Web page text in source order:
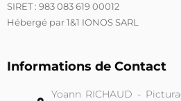
SIRET : 983 083 619 00012
Hébergé par 1&1 IONOS SARL
Informations de Contact
Yoann RICHAUD -